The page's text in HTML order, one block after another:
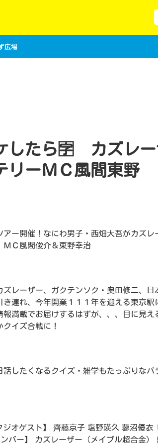
広場
したら🈑 カズレー
リーＭＣ風間東野
ー開催！なにわ男子・西畑大吾がカズレ
ＭＣ風間俊介＆東野幸治
レーザー、ガクテンソク・奥田修二、日
連れ、今年開業１１１年を迎える東京駅
満載でお届けするはずが、、、目に見え
イズ合戦に！
したくなるクイズ・雑学もたっぷりなバ
オゲスト】 齊藤京子 塩野瑛久 蓼沼優衣
バー】 カズレーザー（メイプル超合金）